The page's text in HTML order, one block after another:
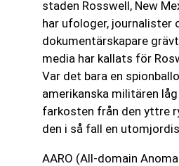
staden Rosswell, New
har ufologer, journalister
dokumentärskapare
media har kallats för
Var det bara en
amerikanska militären
farkosten från den yttre
den i så fall en
AARO (All-domain